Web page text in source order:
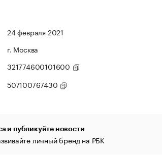
24 февраля 2021
г. Москва
321774600101600
507100767430
и публикуйте новости
личный бренд на РБК